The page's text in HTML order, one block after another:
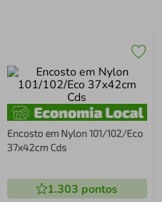
Encosto em Nylon 101/102/Eco
37x42cm Cds
1.303 pontos